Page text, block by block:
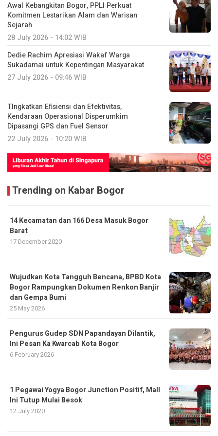
Awal Kebangkitan Bogor, PPLI Perkuat
Komitmen Lestarikan Alam dan Warisan
Sejarah
28 July 2026 - 14:02 WIB
Dedie Rachim Apresiasi Wakaf Warga
Sukadamai untuk Kepentingan Masyarakat
27 July 2026 - 09:46 WIB
TIngkatkan Efisiensi dan Efektivitas,
Kendaraan Operasional Disperumkim
Dipasangi GPS dan Fuel Sensor
22 July 2026 - 10:20 WIB
Trending on Kabar Bogor
14 Kecamatan dan 166 Desa Masuk Bogor
Barat
17 December 2020
​Wujudkan Kota Tangguh Bencana, BPBD Kota
Bogor Rampungkan Dokumen Renkon Banjir
dan Gempa Bumi
25 May 2026
Pengurus Gudep SDN Papandayan Dilantik,
Ini Pesan Ka Kwarcab Kota Bogor
6 February 2026
1 Pegawai Yogya Bogor Junction Positif, Mall
Ini Tutup Mulai Besok
12 July 2020